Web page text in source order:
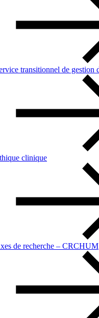
transitionnel de gestion
clinique
de recherche – CRCHUM